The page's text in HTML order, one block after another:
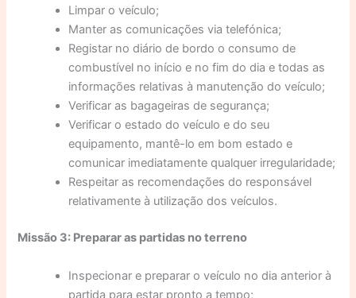
Limpar o veículo;
Manter as comunicações via telefónica;
Registar no diário de bordo o consumo de
combustível no início e no fim do dia e todas as
informações relativas à manutenção do veículo;
Verificar as bagageiras de segurança;
Verificar o estado do veículo e do seu
equipamento, mantê-lo em bom estado e
comunicar imediatamente qualquer irregularidade;
Respeitar as recomendações do responsável
relativamente à utilização dos veículos.
Missão 3: Preparar as partidas no terreno
Inspecionar e preparar o veículo no dia anterior à
partida para estar pronto a tempo;